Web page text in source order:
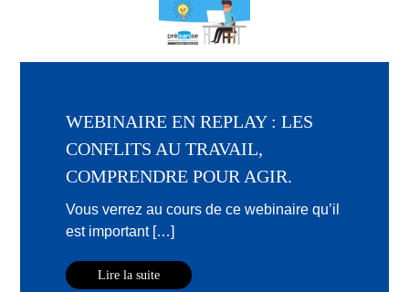
WEBINAIRE EN REPLAY : LES
CONFLITS AU TRAVAIL,
COMPRENDRE POUR AGIR.
Vous verrez au cours de ce webinaire qu’il
est important […]
Lire la suite